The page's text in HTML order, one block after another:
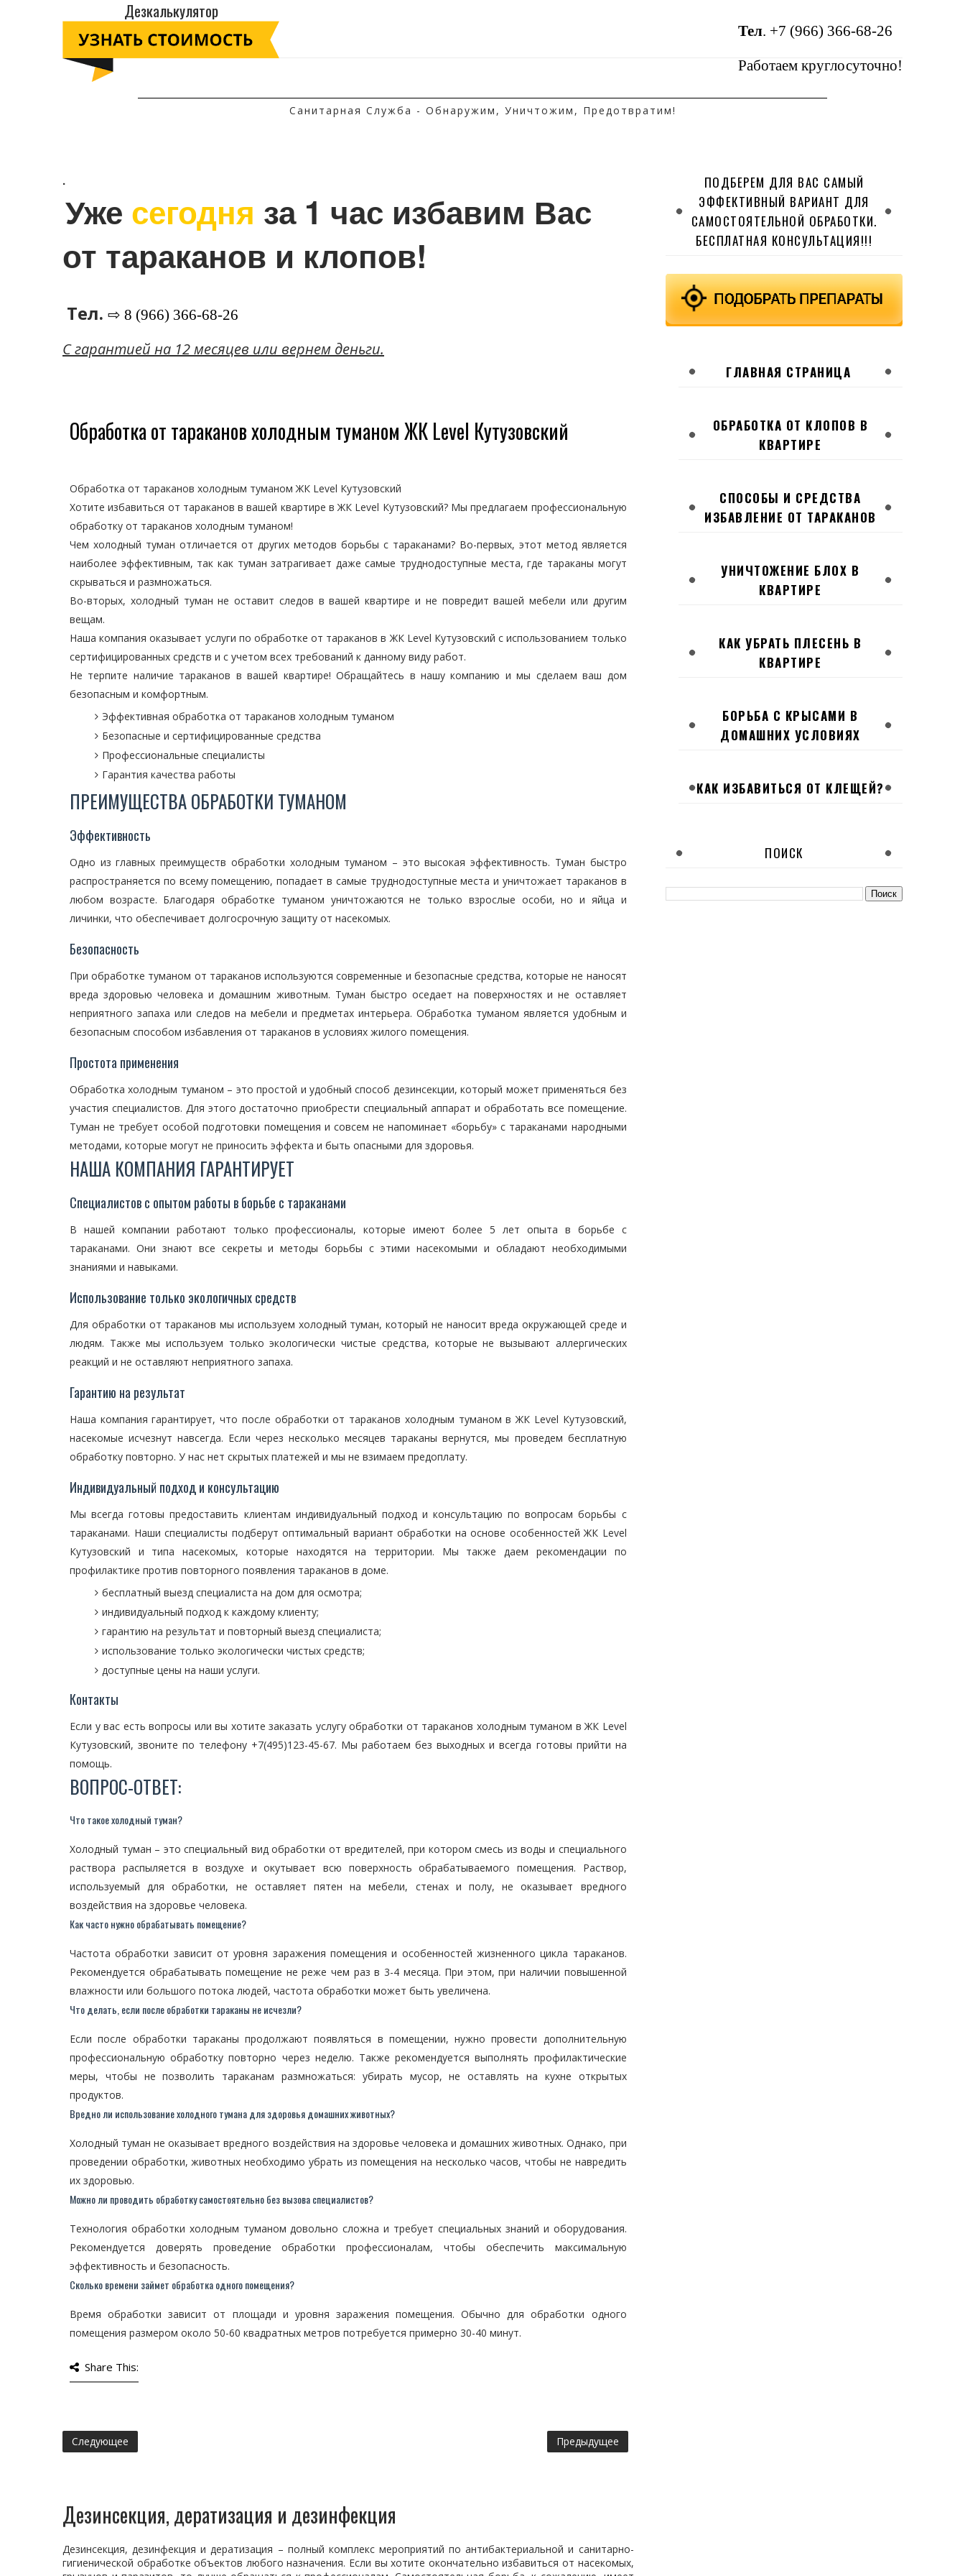
Дезкалькулятор
Тел. +7 (966) 366-68-26
Работаем круглосуточно!
Санитарная Служба - Обнаружим, Уничтожим, Предотвратим!
.
Уже сегодня за 1 час избавим Вас
от тараканов и клопов!
Тел. ⇨ 8 (966) 366-68-26
C гарантией на 12 месяцев или вернем деньги.
Обработка от тараканов холодным туманом ЖК Level Кутузовский
Обработка от тараканов холодным туманом ЖК Level Кутузовский
Хотите избавиться от тараканов в вашей квартире в ЖК Level Кутузовский? Мы предлагаем профессиональную
обработку от тараканов холодным туманом!
Чем холодный туман отличается от других методов борьбы с тараканами? Во-первых, этот метод является
наиболее эффективным, так как туман затрагивает даже самые труднодоступные места, где тараканы могут
скрываться и размножаться.
Во-вторых, холодный туман не оставит следов в вашей квартире и не повредит вашей мебели или другим
вещам.
Наша компания оказывает услуги по обработке от тараканов в ЖК Level Кутузовский с использованием только
сертифицированных средств и с учетом всех требований к данному виду работ.
Не терпите наличие тараканов в вашей квартире! Обращайтесь в нашу компанию и мы сделаем ваш дом
безопасным и комфортным.
Эффективная обработка от тараканов холодным туманом
Безопасные и сертифицированные средства
Профессиональные специалисты
Гарантия качества работы
ПРЕИМУЩЕСТВА ОБРАБОТКИ ТУМАНОМ
Эффективность
Одно из главных преимуществ обработки холодным туманом – это высокая эффективность. Туман быстро
распространяется по всему помещению, попадает в самые труднодоступные места и уничтожает тараканов в
любом возрасте. Благодаря обработке туманом уничтожаются не только взрослые особи, но и яйца и
личинки, что обеспечивает долгосрочную защиту от насекомых.
Безопасность
При обработке туманом от тараканов используются современные и безопасные средства, которые не наносят
вреда здоровью человека и домашним животным. Туман быстро оседает на поверхностях и не оставляет
неприятного запаха или следов на мебели и предметах интерьера. Обработка туманом является удобным и
безопасным способом избавления от тараканов в условиях жилого помещения.
Простота применения
Обработка холодным туманом – это простой и удобный способ дезинсекции, который может применяться без
участия специалистов. Для этого достаточно приобрести специальный аппарат и обработать все помещение.
Туман не требует особой подготовки помещения и совсем не напоминает «борьбу» с тараканами народными
методами, которые могут не приносить эффекта и быть опасными для здоровья.
НАША КОМПАНИЯ ГАРАНТИРУЕТ
Специалистов с опытом работы в борьбе с тараканами
В нашей компании работают только профессионалы, которые имеют более 5 лет опыта в борьбе с
тараканами. Они знают все секреты и методы борьбы с этими насекомыми и обладают необходимыми
знаниями и навыками.
Использование только экологичных средств
Для обработки от тараканов мы используем холодный туман, который не наносит вреда окружающей среде и
людям. Также мы используем только экологически чистые средства, которые не вызывают аллергических
реакций и не оставляют неприятного запаха.
Гарантию на результат
Наша компания гарантирует, что после обработки от тараканов холодным туманом в ЖК Level Кутузовский,
насекомые исчезнут навсегда. Если через несколько месяцев тараканы вернутся, мы проведем бесплатную
обработку повторно. У нас нет скрытых платежей и мы не взимаем предоплату.
Индивидуальный подход и консультацию
Мы всегда готовы предоставить клиентам индивидуальный подход и консультацию по вопросам борьбы с
тараканами. Наши специалисты подберут оптимальный вариант обработки на основе особенностей ЖК Level
Кутузовский и типа насекомых, которые находятся на территории. Мы также даем рекомендации по
профилактике против повторного появления тараканов в доме.
бесплатный выезд специалиста на дом для осмотра;
индивидуальный подход к каждому клиенту;
гарантию на результат и повторный выезд специалиста;
использование только экологически чистых средств;
доступные цены на наши услуги.
Контакты
Если у вас есть вопросы или вы хотите заказать услугу обработки от тараканов холодным туманом в ЖК Level
Кутузовский, звоните по телефону +7(495)123-45-67. Мы работаем без выходных и всегда готовы прийти на
помощь.
ВОПРОС-ОТВЕТ:
Что такое холодный туман?
Холодный туман – это специальный вид обработки от вредителей, при котором смесь из воды и специального
раствора распыляется в воздухе и окутывает всю поверхность обрабатываемого помещения. Раствор,
используемый для обработки, не оставляет пятен на мебели, стенах и полу, не оказывает вредного
воздействия на здоровье человека.
Как часто нужно обрабатывать помещение?
Частота обработки зависит от уровня заражения помещения и особенностей жизненного цикла тараканов.
Рекомендуется обрабатывать помещение не реже чем раз в 3-4 месяца. При этом, при наличии повышенной
влажности или большого потока людей, частота обработки может быть увеличена.
Что делать, если после обработки тараканы не исчезли?
Если после обработки тараканы продолжают появляться в помещении, нужно провести дополнительную
профессиональную обработку повторно через неделю. Также рекомендуется выполнять профилактические
меры, чтобы не позволить тараканам размножаться: убирать мусор, не оставлять на кухне открытых
продуктов.
Вредно ли использование холодного тумана для здоровья домашних животных?
Холодный туман не оказывает вредного воздействия на здоровье человека и домашних животных. Однако, при
проведении обработки, животных необходимо убрать из помещения на несколько часов, чтобы не навредить
их здоровью.
Можно ли проводить обработку самостоятельно без вызова специалистов?
Технология обработки холодным туманом довольно сложна и требует специальных знаний и оборудования.
Рекомендуется доверять проведение обработки профессионалам, чтобы обеспечить максимальную
эффективность и безопасность.
Сколько времени займет обработка одного помещения?
Время обработки зависит от площади и уровня заражения помещения. Обычно для обработки одного
помещения размером около 50-60 квадратных метров потребуется примерно 30-40 минут.
Share This:
Следующее Предыдущее
Дезинсекция, дератизация и дезинфекция
Дезинсекция, дезинфекция и дератизация – полный комплекс мероприятий по антибактериальной и санитарно-
гигиенической обработке объектов любого назначения. Если вы хотите окончательно избавиться от насекомых,
ПОДБЕРЕМ ДЛЯ ВАС САМЫЙ
ЭФФЕКТИВНЫЙ ВАРИАНТ ДЛЯ
САМОСТОЯТЕЛЬНОЙ ОБРАБОТКИ.
БЕСПЛАТНАЯ КОНСУЛЬТАЦИЯ!!!
ГЛАВНАЯ СТРАНИЦА
ОБРАБОТКА ОТ КЛОПОВ В
КВАРТИРЕ
СПОСОБЫ И СРЕДСТВА
ИЗБАВЛЕНИЕ ОТ ТАРАКАНОВ
УНИЧТОЖЕНИЕ БЛОХ В
КВАРТИРЕ
КАК УБРАТЬ ПЛЕСЕНЬ В
КВАРТИРЕ
БОРЬБА С КРЫСАМИ В
ДОМАШНИХ УСЛОВИЯХ
КАК ИЗБАВИТЬСЯ ОТ КЛЕЩЕЙ?
ПОИСК